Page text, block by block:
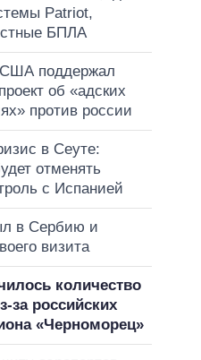
Patriot,
БПЛА
поддержал
об «адских
против россии
в Сеуте:
отменять
с Испанией
в Сербию и
визита
количество
за российских
«Черноморец»